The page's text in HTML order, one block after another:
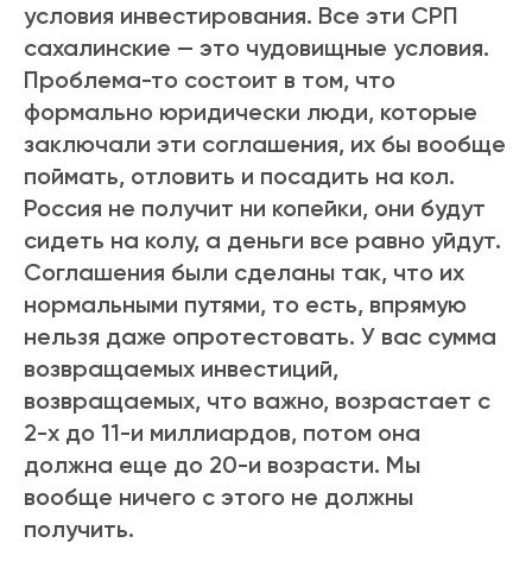
условия инвестирования. Все эти СРП
сахалинские — это чудовищные условия.
Проблема-то состоит в том, что
формально юридически люди, которые
заключали эти соглашения, их бы вообще
поймать, отловить и посадить на кол.
Россия не получит ни копейки, они будут
сидеть на колу, а деньги все равно уйдут.
Соглашения были сделаны так, что их
нормальными путями, то есть, впрямую
нельзя даже опротестовать. У вас сумма
возвращаемых инвестиций,
возвращаемых, что важно, возрастает с
2-х до 11-и миллиардов, потом она
должна еще до 20-и возрасти. Мы
вообще ничего с этого не должны
получить.